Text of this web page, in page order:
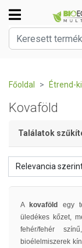
Főoldal Étrend-
Kovaföld
Találatok
Relevancia
A kovaföld egy
üledékes kőzet,
fehér/fehér
bioélelmiszerek